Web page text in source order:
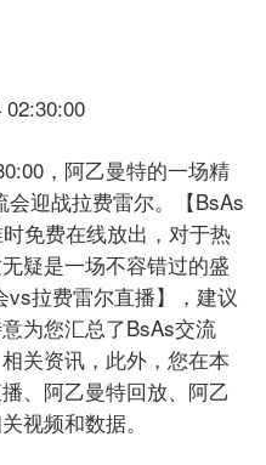
02:30:00
，阿乙曼特的一场精
迎战拉费雷尔。【BsAs
免费在线放出，对于热
疑是一场不容错过的盛
拉费雷尔直播】，建议
为您汇总了BsAs交流
关资讯，此外，您在本
、阿乙曼特回放、阿乙
视频和数据。